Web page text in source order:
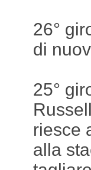
26°
di
25°
riesce
alla